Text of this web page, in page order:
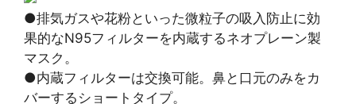
●排気ガスや花粉といった微粒子の吸入防止に効
果的なN95フィルターを内蔵するネオプレーン製
マスク。
●内蔵フィルターは交換可能。鼻と口元のみをカ
バーするショートタイプ。